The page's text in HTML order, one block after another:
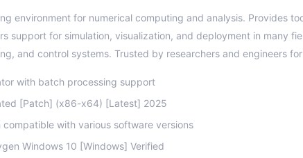
environment for numerical computing and analysis. Provides
support for simulation, visualization, and deployment in many
and control systems. Trusted by researchers and engineers
with batch processing support
[Patch] (x86-x64) [Latest] 2025
with various software versions
Windows 10 [Windows] Verified